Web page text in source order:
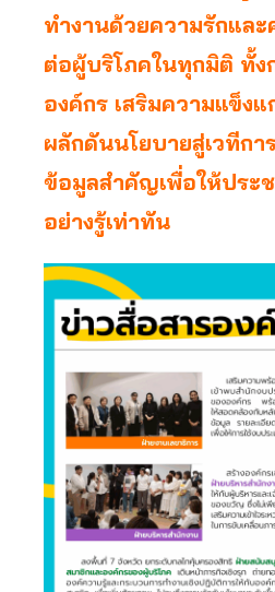
ทำงานด้วยความรักแล
ต่อผู้บริโภคในทุกมิติ ทั้ง
องค์กร เสริมความแข็งแ
ผลักดันนโยบายสู่เวทีกา
ข้อมูลสำคัญเพื่อให้ประ
อย่างรู้เท่าทัน